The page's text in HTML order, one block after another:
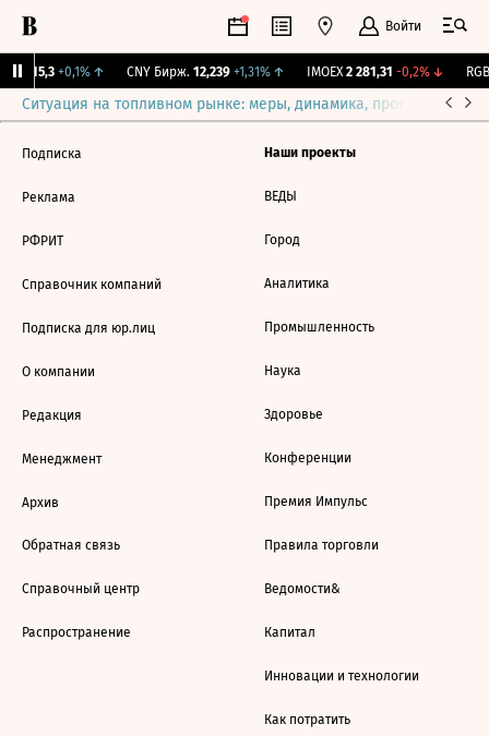
Войти
115,3 +0,1%↑ CNY Бирж. 12,239 +1,31%↑ IMOEX 2 281,31 -0,2%↓
Ситуация на топливном рынке: меры, динамика, прогнозы
Подписка
Реклама
РФРИТ
Справочник компаний
Подписка для юр.лиц
О компании
Редакция
Менеджмент
Архив
Обратная связь
Справочный центр
Распространение
Наши проекты
ВЕДЫ
Город
Аналитика
Промышленность
Наука
Здоровье
Конференции
Премия Импульс
Правила торговли
Ведомости&
Капитал
Инновации и технологии
Как потратить